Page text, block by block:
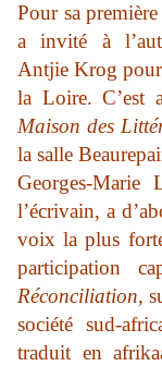
Pour sa
a invité à
Antjie Krog pour
la Loire. C’est
Maison des
la salle
Georges-
l’écrivain, a
voix la plus
participation
Réconciliation,
société sud-
traduit en